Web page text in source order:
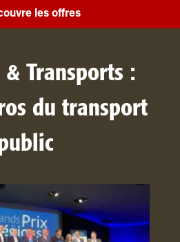
les offres
Transports :
du transport